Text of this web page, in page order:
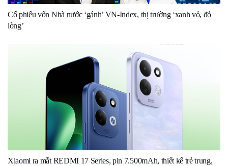
Cổ phiếu vốn Nhà nước ‘gánh’ VN-Index, thị trường ‘xanh vỏ, đỏ
lòng’
Xiaomi ra mắt REDMI 17 Series, pin 7.500mAh, thiết kế trẻ trung,